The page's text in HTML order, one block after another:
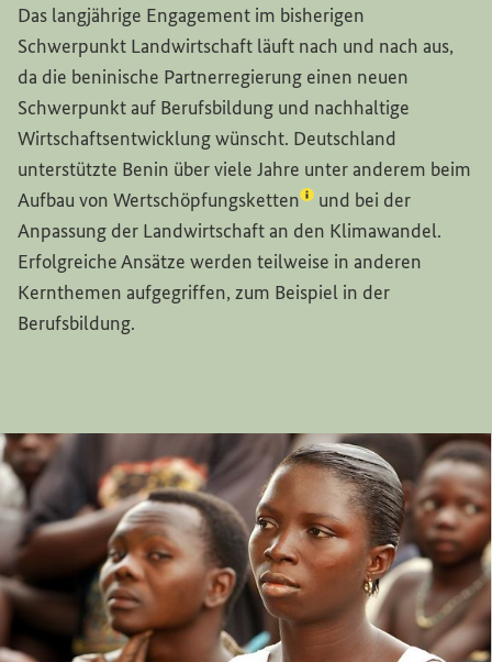
Das langjährige Engagement im bisherigen
Schwerpunkt Landwirtschaft läuft nach und nach aus,
da die beninische Partnerregierung einen neuen
Schwerpunkt auf Berufsbildung und nachhaltige
Wirtschaftsentwicklung wünscht. Deutschland
unterstützte Benin über viele Jahre unter anderem beim
Aufbau von Wertschöpfungsketten(Lexikon-Eintrag zum
und bei der
Anpassung der Landwirtschaft an den Klimawandel.
Erfolgreiche Ansätze werden teilweise in anderen
Kernthemen aufgegriffen, zum Beispiel in der
Berufsbildung.